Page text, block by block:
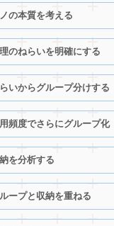
の本質を考える
のねらいを明確にする
いからグループ分けする
頻度でさらにグループ化
を分析する
ープと収納を重ねる